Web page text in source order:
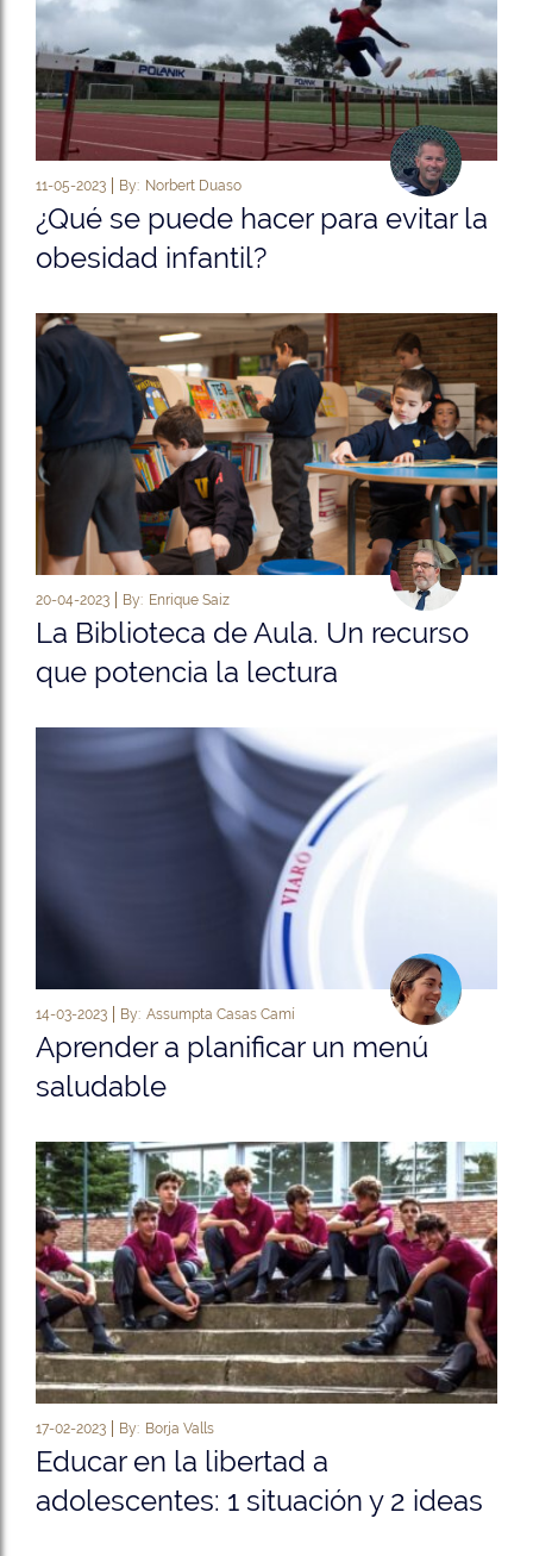
11-05-2023 By: Norbert Duaso
¿Qué se puede hacer para evitar la
obesidad infantil?
20-04-2023 By: Enrique Saiz
La Biblioteca de Aula. Un recurso
que potencia la lectura
14-03-2023 By: Assumpta Casas Camí
Aprender a planificar un menú
saludable
17-02-2023 By: Borja Valls
Educar en la libertad a
adolescentes: 1 situación y 2 ideas